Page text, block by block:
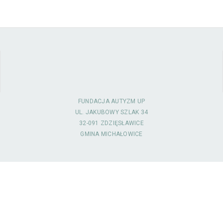
FUNDACJA AUTYZM UP
UL. JAKUBOWY SZLAK 34
32-091 ZDZIĘSŁAWICE
GMINA MICHAŁOWICE